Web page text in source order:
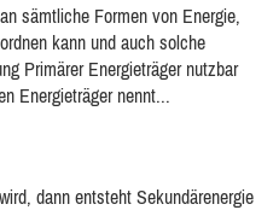
sämtliche Formen von Energie,
kann und auch solche
Primärer Energieträger nutzbar
Energieträger nennt...
dann entsteht Sekundärenergie